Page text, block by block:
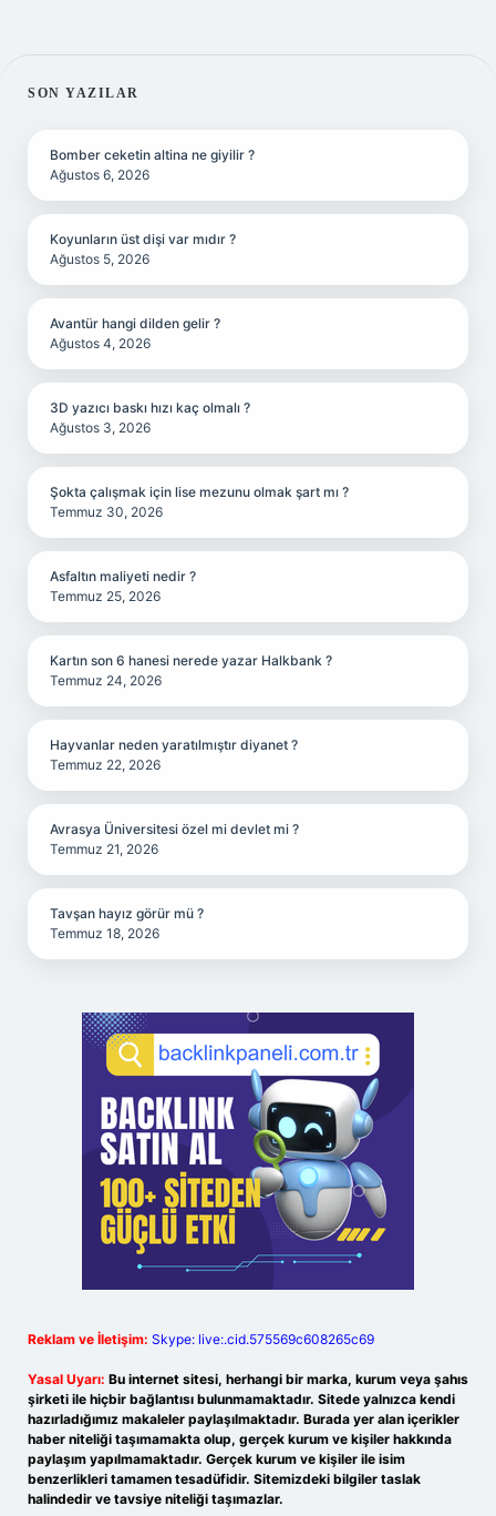
SIDEBAR
SON YAZILAR
Bomber ceketin altina ne giyilir ?
Ağustos 6, 2026
Koyunların üst dişi var mıdır ?
Ağustos 5, 2026
Avantür hangi dilden gelir ?
Ağustos 4, 2026
3D yazıcı baskı hızı kaç olmalı ?
Ağustos 3, 2026
Şokta çalışmak için lise mezunu olmak şart mı ?
Temmuz 30, 2026
Asfaltın maliyeti nedir ?
Temmuz 25, 2026
Kartın son 6 hanesi nerede yazar Halkbank ?
Temmuz 24, 2026
Hayvanlar neden yaratılmıştır diyanet ?
Temmuz 22, 2026
Avrasya Üniversitesi özel mi devlet mi ?
Temmuz 21, 2026
Tavşan hayız görür mü ?
Temmuz 18, 2026
Reklam ve İletişim: Skype: live:.cid.575569c608265c69
Yasal Uyarı: Bu internet sitesi, herhangi bir marka, kurum veya şahıs
şirketi ile hiçbir bağlantısı bulunmamaktadır. Sitede yalnızca kendi
hazırladığımız makaleler paylaşılmaktadır. Burada yer alan içerikler
haber niteliği taşımamakta olup, gerçek kurum ve kişiler hakkında
paylaşım yapılmamaktadır. Gerçek kurum ve kişiler ile isim
benzerlikleri tamamen tesadüfidir. Sitemizdeki bilgiler taslak
halindedir ve tavsiye niteliği taşımazlar.